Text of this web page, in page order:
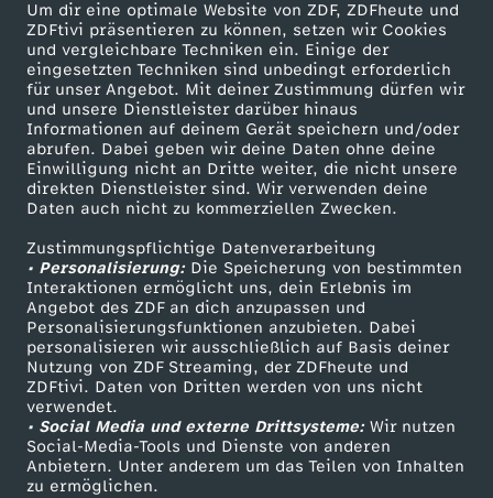
Um dir eine optimale Website von ZDF, ZDFheute und
ZDFtivi präsentieren zu können, setzen wir Cookies
und vergleichbare Techniken ein. Einige der
eingesetzten Techniken sind unbedingt erforderlich
für unser Angebot. Mit deiner Zustimmung dürfen wir
und unsere Dienstleister darüber hinaus
Informationen auf deinem Gerät speichern und/oder
abrufen. Dabei geben wir deine Daten ohne deine
Einwilligung nicht an Dritte weiter, die nicht unsere
direkten Dienstleister sind. Wir verwenden deine
Daten auch nicht zu kommerziellen Zwecken.
Zustimmungspflichtige Datenverarbeitung
• Personalisierung:Die Speicherung von bestimmten
Interaktionen ermöglicht uns, dein Erlebnis im
Angebot des ZDF an dich anzupassen und
Personalisierungsfunktionen anzubieten. Dabei
personalisieren wir ausschließlich auf Basis deiner
Nutzung von ZDF Streaming, der ZDFheute und
ZDFtivi. Daten von Dritten werden von uns nicht
verwendet.
• Social Media und externe Drittsysteme:Wir nutzen
Social-Media-Tools und Dienste von anderen
Anbietern. Unter anderem um das Teilen von Inhalten
zu ermöglichen.
f
a
n
g
e
n
i
m
S
Mehr ZDF
ZDF-Apps
Smart TV
ZDFtext
Livestreams
Sendungen A-Z
TV-Programm
Service
ZDFmitreden
Kontakt zum ZDF
Tickets
Zuschauerservice
Hilfe
ZDF Unternehmen
Karriere